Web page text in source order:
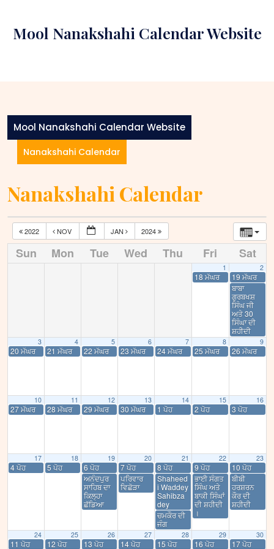
contentMool Nanakshahi Calendar Website
Mool Nanakshahi Calendar Website
Nanakshahi Calendar
Nanakshahi Calendar
2022 NOV JAN 2024
Sun Mon Tue Wed Thu Fri Sat
1
18 ਮੱਘਰ
2
19 ਮੱਘਰ
ਬਾਬਾ
ਗੁਰਬਖਸ਼
ਸਿੰਘ ਜੀ
ਅਤੇ 30
ਸਿੰਘਾ ਦੀ
ਸ਼ਹੀਦੀ
3
20 ਮੱਘਰ
4
21 ਮੱਘਰ
5
22 ਮੱਘਰ
6
23 ਮੱਘਰ
7
24 ਮੱਘਰ
8
25 ਮੱਘਰ
9
26 ਮੱਘਰ
10
27 ਮੱਘਰ
11
28 ਮੱਘਰ
12
29 ਮੱਘਰ
13
30 ਮੱਘਰ
14
1 ਪੋਹ
15
2 ਪੋਹ
16
3 ਪੋਹ
17
4 ਪੋਹ
18
5 ਪੋਹ
19
6 ਪੋਹ
ਅਨੰਦਪੁਰ
ਸਾਹਿਬ ਦਾ
ਕਿਲ੍ਹਾ
ਛੱਡਿਆ
20
7 ਪੋਹ
ਪਰਿਵਾਰ
ਵਿਛੋੜਾ
21
8 ਪੋਹ
Shaheed
i Waddey
Sahibza
dey
ਚਮਕੌਰ ਦੀ
ਜੰਗ
22
9 ਪੋਹ
ਭਾਈ ਸੰਗਤ
ਸਿੰਘ ਅਤੇ
ਬਾਕੀ ਸਿੰਘਾਂ
ਦੀ ਸ਼ਹੀਦੀ
।
23
10 ਪੋਹ
ਬੀਬੀ
ਹਰਸ਼ਰਨ
ਕੌਰ ਦੀ
ਸ਼ਹੀਦੀ
24
11 ਪੋਹ
25
12 ਪੋਹ
26
13 ਪੋਹ
27
14 ਪੋਹ
28
15 ਪੋਹ
29
16 ਪੋਹ
30
17 ਪੋਹ